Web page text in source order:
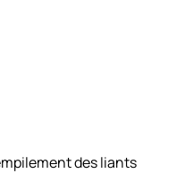
des liants